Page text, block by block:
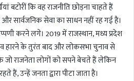
बटोरीं कि वह राजनीति छोड़ना चाहते हैं
सार्वजनिक सेवा का साधन नहीं रह गई है।
करने लगे। 2019 में राजस्थान, मध्य प्रदेश
हारने के तुरंत बाद और लोकसभा चुनाव से
जो राजनेता लोगों को सपने बेचते हैं लेकिन
हैं, उन्हें जनता द्वारा पीटा जाता है।